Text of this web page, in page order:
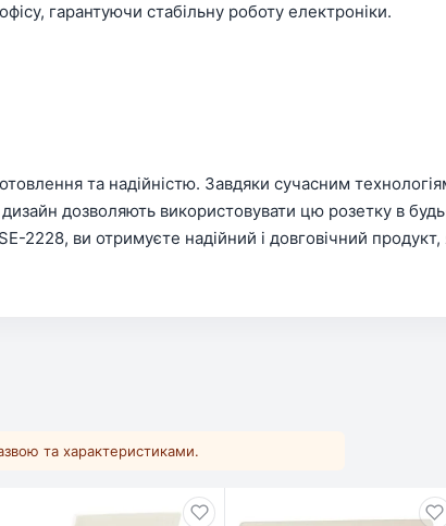
гарантуючи стабільну роботу електроніки.
та надійністю. Завдяки сучасним
дозволяють використовувати цю розетку в
ви отримуєте надійний і довговічний продукт,
та характеристиками.